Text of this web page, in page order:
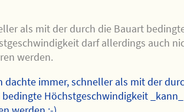
als mit der durch die Bauart
darf allerdings auch
werden.
dachte immer, schneller als mit der
bedingte Höchstgeschwindigkeit